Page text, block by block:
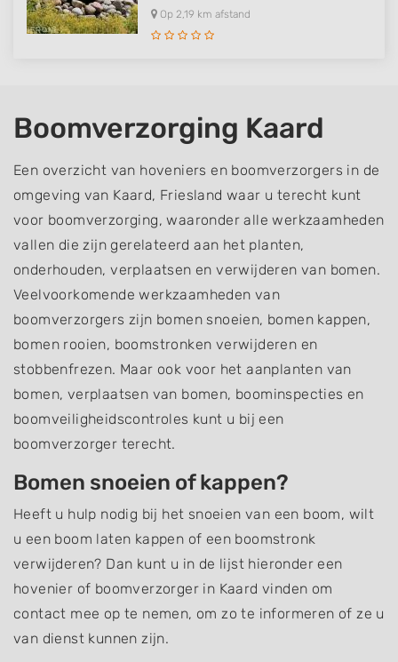
Op 2,19 km afstand
Boomverzorging Kaard
Een overzicht van hoveniers en boomverzorgers in de
omgeving van Kaard, Friesland waar u terecht kunt
voor boomverzorging, waaronder alle werkzaamheden
vallen die zijn gerelateerd aan het planten,
onderhouden, verplaatsen en verwijderen van bomen.
Veelvoorkomende werkzaamheden van
boomverzorgers zijn bomen snoeien, bomen kappen,
bomen rooien, boomstronken verwijderen en
stobbenfrezen. Maar ook voor het aanplanten van
bomen, verplaatsen van bomen, boominspecties en
boomveiligheidscontroles kunt u bij een
boomverzorger terecht.
Bomen snoeien of kappen?
Heeft u hulp nodig bij het snoeien van een boom, wilt
u een boom laten kappen of een boomstronk
verwijderen? Dan kunt u in de lijst hieronder een
hovenier of boomverzorger in Kaard vinden om
contact mee op te nemen, om zo te informeren of ze u
van dienst kunnen zijn.